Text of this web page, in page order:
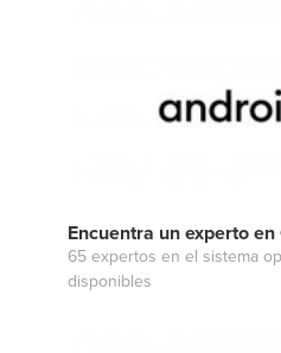
Encuentra un experto
65 expertos en el sistema
disponibles